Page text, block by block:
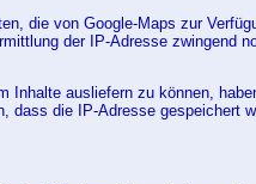
die von Google-Maps zur
der IP-Adresse zwingend
ausliefern zu können,
die IP-Adresse gespeichert